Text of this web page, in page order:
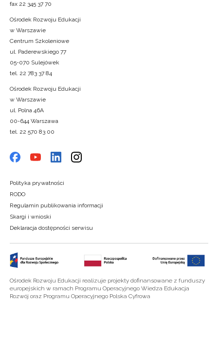
fax 22 345 37 70
Ośrodek Rozwoju Edukacji
w Warszawie
Centrum Szkoleniowe
ul. Paderewskiego 77
05-070 Sulejówek
tel. 22 783 37 84
Ośrodek Rozwoju Edukacji
w Warszawie
ul. Polna 46A
00-644 Warszawa
tel. 22 570 83 00
Polityka prywatności
RODO
Regulamin publikowania informacji
Skargi i wnioski
Deklaracja dostępności serwisu
Ośrodek Rozwoju Edukacji realizuje projekty dofinansowane z funduszy
europejskich w ramach Programu Operacyjnego Wiedza Edukacja
Rozwój oraz Programu Operacyjnego Polska Cyfrowa